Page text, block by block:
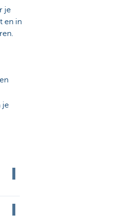
je
en in
je